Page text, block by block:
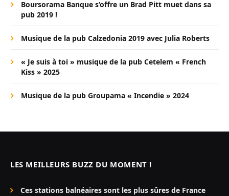
Boursorama Banque s’offre un Brad Pitt muet dans sa
pub 2019 !
Musique de la pub Calzedonia 2019 avec Julia Roberts
« Je suis à toi » musique de la pub Cetelem « French
Kiss » 2025
Musique de la pub Groupama « Incendie » 2024
LES MEILLEURS BUZZ DU MOMENT !
Ces stations balnéaires sont les plus sûres de France